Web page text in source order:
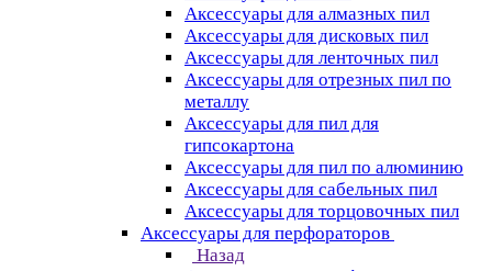
Аксессуары для алмазных пил
Аксессуары для дисковых пил
Аксессуары для ленточных пил
Аксессуары для отрезных пил по
металлу
Аксессуары для пил для
гипсокартона
Аксессуары для пил по алюминию
Аксессуары для сабельных пил
Аксессуары для торцовочных пил
Аксессуары для перфораторов
Назад